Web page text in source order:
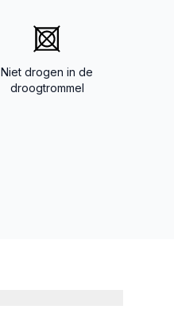
Niet drogen in de
droogtrommel